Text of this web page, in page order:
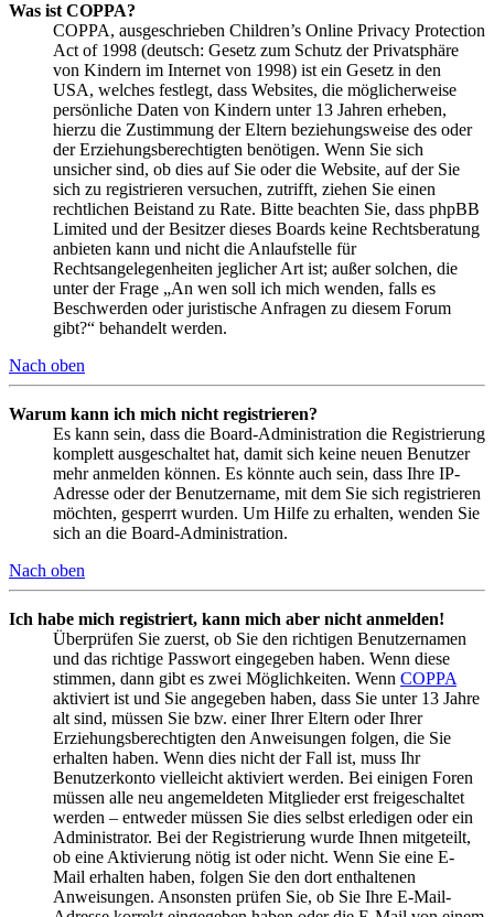
Was ist COPPA?
COPPA, ausgeschrieben Children’s Online Privacy Protection
Act of 1998 (deutsch: Gesetz zum Schutz der Privatsphäre
von Kindern im Internet von 1998) ist ein Gesetz in den
USA, welches festlegt, dass Websites, die möglicherweise
persönliche Daten von Kindern unter 13 Jahren erheben,
hierzu die Zustimmung der Eltern beziehungsweise des oder
der Erziehungsberechtigten benötigen. Wenn Sie sich
unsicher sind, ob dies auf Sie oder die Website, auf der Sie
sich zu registrieren versuchen, zutrifft, ziehen Sie einen
rechtlichen Beistand zu Rate. Bitte beachten Sie, dass phpBB
Limited und der Besitzer dieses Boards keine Rechtsberatung
anbieten kann und nicht die Anlaufstelle für
Rechtsangelegenheiten jeglicher Art ist; außer solchen, die
unter der Frage „An wen soll ich mich wenden, falls es
Beschwerden oder juristische Anfragen zu diesem Forum
gibt?“ behandelt werden.
Nach oben
Warum kann ich mich nicht registrieren?
Es kann sein, dass die Board-Administration die Registrierung
komplett ausgeschaltet hat, damit sich keine neuen Benutzer
mehr anmelden können. Es könnte auch sein, dass Ihre IP-
Adresse oder der Benutzername, mit dem Sie sich registrieren
möchten, gesperrt wurden. Um Hilfe zu erhalten, wenden Sie
sich an die Board-Administration.
Nach oben
Ich habe mich registriert, kann mich aber nicht anmelden!
Überprüfen Sie zuerst, ob Sie den richtigen Benutzernamen
und das richtige Passwort eingegeben haben. Wenn diese
stimmen, dann gibt es zwei Möglichkeiten. Wenn COPPA
aktiviert ist und Sie angegeben haben, dass Sie unter 13 Jahre
alt sind, müssen Sie bzw. einer Ihrer Eltern oder Ihrer
Erziehungsberechtigten den Anweisungen folgen, die Sie
erhalten haben. Wenn dies nicht der Fall ist, muss Ihr
Benutzerkonto vielleicht aktiviert werden. Bei einigen Foren
müssen alle neu angemeldeten Mitglieder erst freigeschaltet
werden – entweder müssen Sie dies selbst erledigen oder ein
Administrator. Bei der Registrierung wurde Ihnen mitgeteilt,
ob eine Aktivierung nötig ist oder nicht. Wenn Sie eine E-
Mail erhalten haben, folgen Sie den dort enthaltenen
Anweisungen. Ansonsten prüfen Sie, ob Sie Ihre E-Mail-